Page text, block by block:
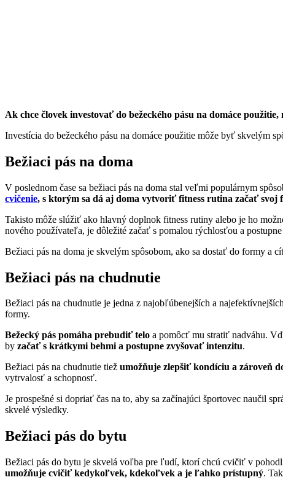
Ak chce človek investovať do bežeckého pásu na domáce
Investícia do bežeckého pásu na domáce použitie môže byť skvelým
Bežiaci pás na doma
V poslednom čase sa bežiaci pás na doma stal veľmi populárnym
cvičenie, s ktorým sa dá aj doma vytvoriť fitness rutina začať svoj
Takisto môže slúžiť ako hlavný doplnok fitness rutiny alebo je ho
nového používateľa, je dôležité začať s pomalou rýchlosťou a
Bežiaci pás na doma je skvelým spôsobom, ako sa dostať do formy a
Bežiaci pás na chudnutie
Bežiaci pás na chudnutie je jedna z najobľúbenejších a
formy.
Bežecký pás pomáha prebudiť telo a pomôcť mu stratiť nadváhu.
by začať s krátkymi behmi a postupne zvyšovať intenzitu.
Bežiaci pás na chudnutie tiež umožňuje zlepšiť kondíciu a zároveň
vytrvalosť a schopnosť.
Je prospešné si dopriať čas na to, aby sa začínajúci športovec naučil
skvelé výsledky.
Bežiaci pás do bytu
Bežiaci pás do bytu je skvelá voľba pre ľudí, ktorí chcú cvičiť v
umožňuje cvičiť kedykoľvek, kdekoľvek a je ľahko prístupný.